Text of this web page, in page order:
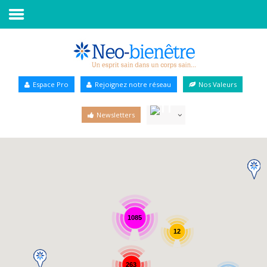
Annuaire Bien-être
Espace Pro Rejoignez notre réseau Nos Valeurs
Newsletters
1085
263
12